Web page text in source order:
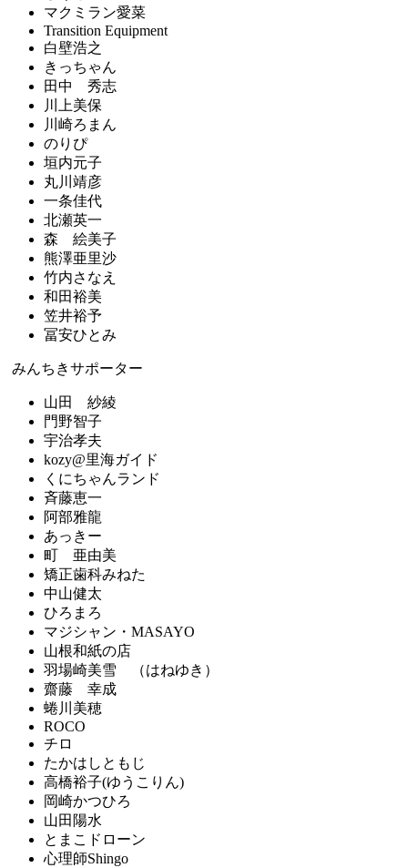
マクミラン愛菜
Transition Equipment
白壁浩之
きっちゃん
田中 秀志
川上美保
川崎ろまん
のりぴ
垣内元子
丸川靖彦
一条佳代
北瀬英一
森 絵美子
熊澤亜里沙
竹内さなえ
和田裕美
笠井裕予
冨安ひとみ
みんちきサポーター
山田 紗綾
門野智子
宇治孝夫
kozy@里海ガイド
くにちゃんランド
斉藤恵一
阿部雅龍
あっきー
町 亜由美
矯正歯科みねた
中山健太
ひろまろ
マジシャン・MASAYO
山根和紙の店
羽場崎美雪 （はねゆき）
齋藤 幸成
蜷川美穂
ROCO
チロ
たかはしともじ
高橋裕子(ゆうこりん)
岡崎かつひろ
山田陽水
とまこドローン
心理師Shingo